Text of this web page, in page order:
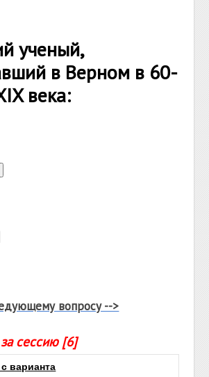
ученый,
в Верном в 60-
века:
вопросу -->
сессию [6]
варианта